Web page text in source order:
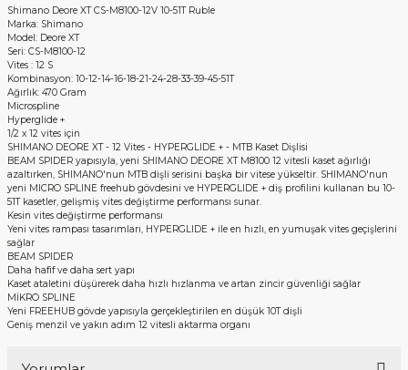
Shimano Deore XT CS-M8100-12V 10-51T Ruble
Marka: Shimano
Model: Deore XT
Seri: CS-M8100-12
Vites : 12 S
Kombinasyon: 10-12-14-16-18-21-24-28-33-39-45-51T
Ağırlık: 470 Gram
Microspline
Hyperglide +
1/2 x 12 vites için
SHIMANO DEORE XT - 12 Vites - HYPERGLIDE + - MTB Kaset Dişlisi
BEAM SPIDER yapısıyla, yeni SHIMANO DEORE XT M8100 12 vitesli kaset ağırlığı
azaltırken, SHIMANO'nun MTB dişli serisini başka bir vitese yükseltir. SHIMANO'nun
yeni MICRO SPLINE freehub gövdesini ve HYPERGLIDE + diş profilini kullanan bu 10-
51T kasetler, gelişmiş vites değiştirme performansı sunar.
Kesin vites değiştirme performansı
Yeni vites rampası tasarımları, HYPERGLIDE + ile en hızlı, en yumuşak vites geçişlerini
sağlar
BEAM SPIDER
Daha hafif ve daha sert yapı
Kaset ataletini düşürerek daha hızlı hızlanma ve artan zincir güvenliği sağlar
MİKRO SPLINE
Yeni FREEHUB gövde yapısıyla gerçekleştirilen en düşük 10T dişli
Geniş menzil ve yakın adım 12 vitesli aktarma organı